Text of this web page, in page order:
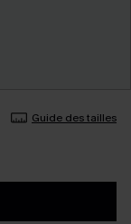
Guide des tailles